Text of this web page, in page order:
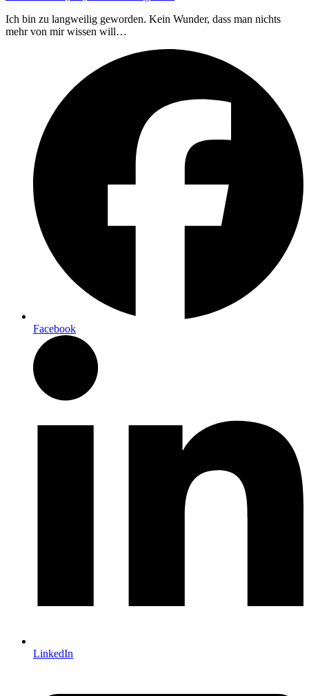
Ich bin zu langweilig geworden. Kein Wunder, dass man nichts
mehr von mir wissen will…
Facebook
LinkedIn